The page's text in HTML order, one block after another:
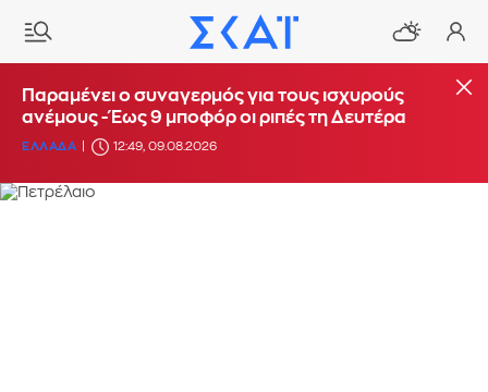
Παραμένει ο συναγερμός για τους ισχυρούς
ανέμους - Έως 9 μποφόρ οι ριπές τη Δευτέρα
ΕΛΛΑΔΑ 12:49, 09.08.2026